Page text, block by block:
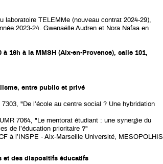
laboratoire TELEMMe (nouveau contrat 2024-29),
2023-24. Gwenaëlle Audren et Nora Nafaa en
16h à la MMSH (Aix-en-Provence), salle 101,
entre public et privé
"De l’école au centre social ? Une hybridation
7064, "Le mentorat étudiant : une synergie du
de l’éducation prioritaire ?"
à l’INSPE - Aix-Marseille Université, MESOPOLHIS
et des dispositifs éducatifs